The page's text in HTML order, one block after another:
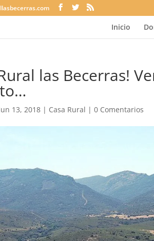
Inicio
las Becerras!
13, 2018 | Casa Rural |0 Comentarios